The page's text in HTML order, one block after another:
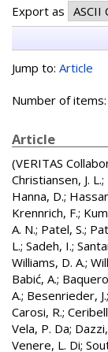
Export as
Jump to: Article
Number of items:
Article
(VERITAS
Christiansen, J. L.;
Hanna, D.;
Krennrich, F.;
A. N.; Patel, S.;
L.; Sadeh, I.;
Williams, D. A.;
Babić, A.;
A.; Besenrieder, J.;
Carosi, R.;
Vela, P. Da;
Venere, L. Di;